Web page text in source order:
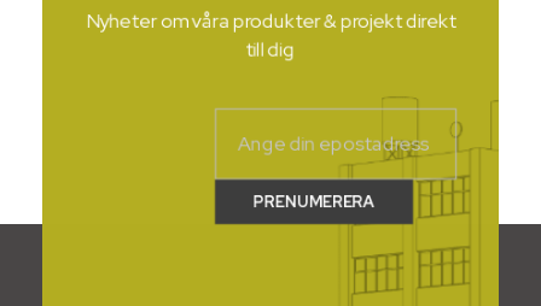
Nyheter om våra produkter & projekt direkt
till dig